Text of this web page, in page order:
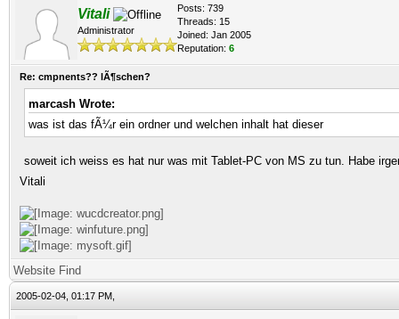
Vitali
Administrator
Posts: 739
Threads: 15
Joined: Jan 2005
Reputation: 6
Re: cmpnents?? lÃ¶schen?
marcash Wrote:
was ist das fÃ¼r ein ordner und welchen inhalt hat dieser
soweit ich weiss es hat nur was mit Tablet-PC von MS zu tun. Habe
Vitali
Website Find
2005-02-04, 01:17 PM,